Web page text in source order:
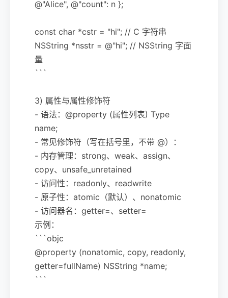
@"Alice", @"count": n };
const char *cstr = "hi"; // C 字符串
NSString *nsstr = @"hi"; // NSString 字面
量
```
3) 属性与属性修饰符
- 语法：@property (属性列表) Type
name;
- 常见修饰符（写在括号里，不带 @）：
- 内存管理：strong、weak、assign、
copy、unsafe_unretained
- 访问性：readonly、readwrite
- 原子性：atomic（默认）、nonatomic
- 访问器名：getter=、setter=
示例：
```objc
@property (nonatomic, copy, readonly,
getter=fullName) NSString *name;
```